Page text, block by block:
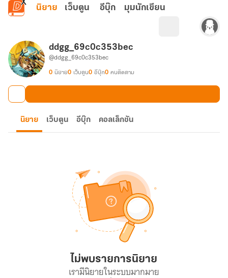
ข้ามไปยังเนื้อหาหลัก
นิยาย เว็บตูน อีบุ๊ก มุมนักเขียน
ddgg_69c0c353bec
@ddgg_69c0c353bec
0 นิยาย0 เว็บตูน0 อีบุ๊ก0 คนติดตาม
นิยาย เว็บตูน อีบุ๊ก คอลเล็กชัน
ไม่พบรายการนิยาย
เรามีนิยายในระบบมากมาย